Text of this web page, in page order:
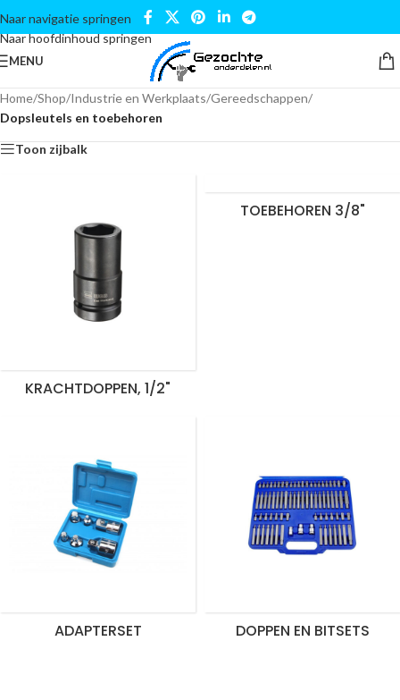
Naar navigatie springen
Naar hoofdinhoud springen
MENU
Home/Shop/Industrie en Werkplaats/Gereedschappen/
Dopsleutels en toebehoren
Toon zijbalk
KRACHTDOPPEN, 1/2"
TOEBEHOREN 3/8"
ADAPTERSET DOPPEN EN BITSETS